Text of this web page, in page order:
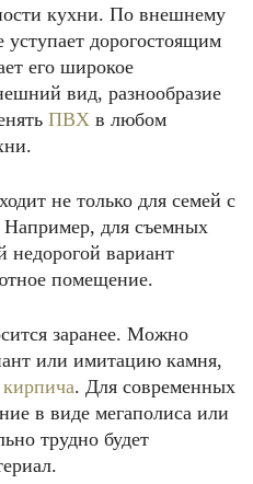
кухни. По внешнему
дорогостоящим
его широкое
вид, разнообразие
ПВХ в любом
не только для семей с
для съемных
недорогой вариант
помещение.
заранее. Можно
или имитацию камня,
кирпича. Для современных
в виде мегаполиса или
трудно будет